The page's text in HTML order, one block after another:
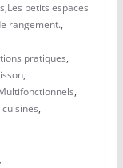
,Les petits espaces
rangement.,
pratiques,
,
,
,